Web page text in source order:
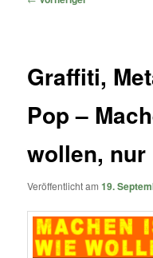
Graffiti,
Pop –
wollen,
Veröffentlicht am19.